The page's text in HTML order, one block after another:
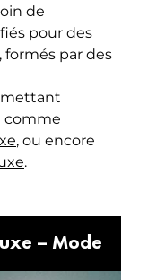
de
pour des
formés par des
comme
, ou encore
.
– Mode